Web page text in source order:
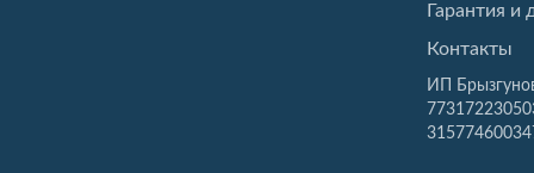
Гарантия и
Контакты
ИП